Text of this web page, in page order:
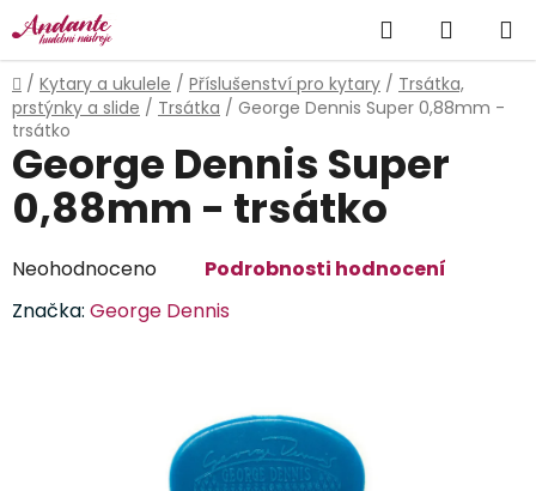
Přejít
na
obsah
Hledat
KOŠÍK
Domů
/ Kytary a ukulele / Příslušenství pro kytary / Trsátka,
prstýnky a slide / Trsátka / George Dennis Super 0,88mm -
trsátko
George Dennis Super
0,88mm - trsátko
Průměrné
produktu
Neohodnoceno
Podrobnosti hodnocení
Značka: George Dennis